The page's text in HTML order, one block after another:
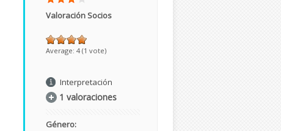
Valoración Socios
Average: 4 (1 vote)
Interpretación
1 valoraciones
Género: